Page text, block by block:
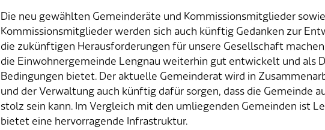
Die neu gewählten Gemeinderäte und Kommissionsmitglieder
Kommissionsmitglieder werden sich auch künftig Gedanken zur
die zukünftigen Herausforderungen für unsere Gesellschaft
die Einwohnergemeinde Lengnau weiterhin gut entwickelt und als
Bedingungen bietet. Der aktuelle Gemeinderat wird in
und der Verwaltung auch künftig dafür sorgen, dass die Gemeinde
stolz sein kann. Im Vergleich mit den umliegenden Gemeinden ist
bietet eine hervorragende Infrastruktur.